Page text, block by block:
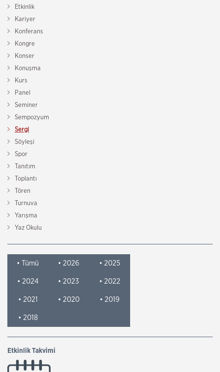
Etkinlik
Kariyer
Konferans
Kongre
Konser
Konuşma
Kurs
Panel
Seminer
Sempozyum
Sergi
Söyleşi
Spor
Tanıtım
Toplantı
Tören
Turnuva
Yarışma
Yaz Okulu
• Tümü • 2026 • 2025
• 2024 • 2023 • 2022
• 2021 • 2020 • 2019
• 2018
Etkinlik Takvimi